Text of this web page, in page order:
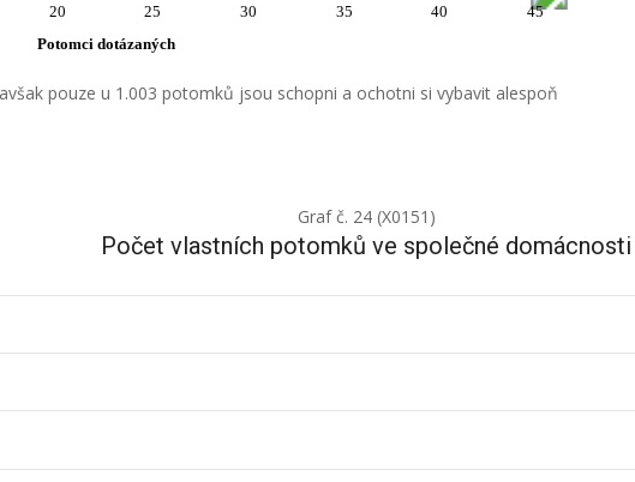
20 25 30 35 40
45
Potomci dotázaných
pouze u 1.003 potomků jsou schopni a ochotni si vybavit alespoň
Graf č. 24 (X0151)
Počet vlastních potomků ve společné domácnosti